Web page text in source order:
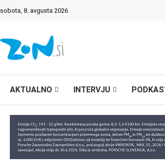
sobota, 8. avgusta 2026
AKTUALNO INTERVJU